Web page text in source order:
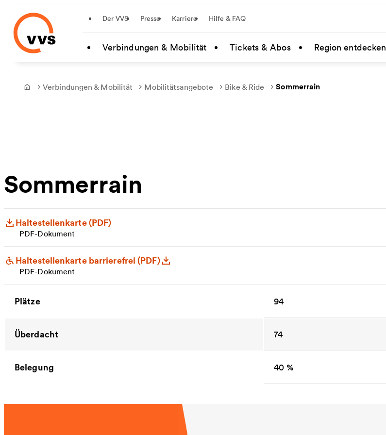
Zum Hauptinhalt springen
Der VVS Presse Karriere Hilfe & FAQ
Verbindungen & Mobilität Tickets & Abos Region entdecken
Frontpage
Verbindungen & Mobilität Mobilitätsangebote Bike & Ride Sommerrain
Sommerrain
Haltestellenkarte (PDF)
PDF-Dokument
Haltestellenkarte barrierefrei (PDF)
PDF-Dokument
Plätze 94
Überdacht 74
Belegung 40 %